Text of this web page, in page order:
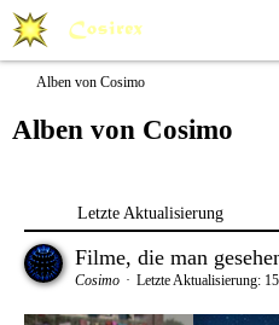
Alben von Cosimo
Alben von Cosimo
Letzte Aktualisierung
Filme, die man
Cosimo Letzte Aktualisierung: